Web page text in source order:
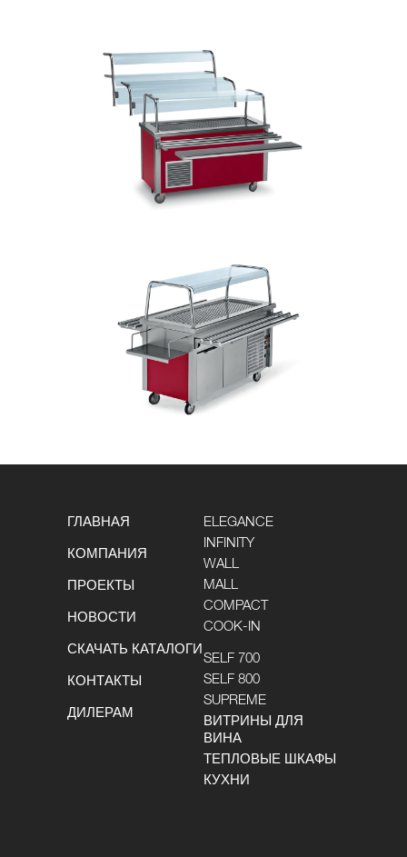
ГЛАВНАЯ
КОМПАНИЯ
ПРОЕКТЫ
НОВОСТИ
СКАЧАТЬ КАТАЛОГИ
КОНТАКТЫ
ДИЛЕРАМ
ELEGANCE
INFINITY
WALL
MALL
COMPACT
COOK-IN
SELF 700
SELF 800
SUPREME
ВИТРИНЫ ДЛЯ
ВИНА
ТЕПЛОВЫЕ ШКАФЫ
КУХНИ